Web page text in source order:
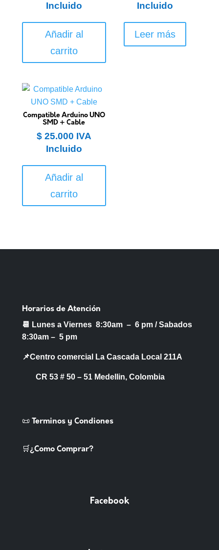
Incluido
Añadir al
carrito
Incluido
Leer más
Compatible Arduino UNO
SMD + Cable
$25.000 IVA
Incluido
Añadir al
carrito
Horarios de Atención
📆 Lunes a Viernes 8:30am – 6 pm /Sabados
8:30am – 5 pm
📌Centro comercial La Cascada Local 211A
CR 53 # 50 – 51 Medellin, Colombia
📜 Terminos y Condiones
🛒¿Como Comprar?
Facebook